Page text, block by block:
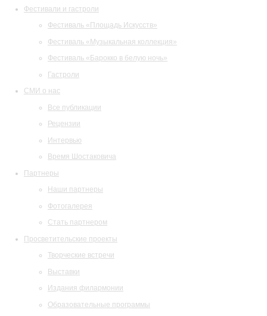
Фестивали и гастроли
Фестиваль «Площадь Искусств»
Фестиваль «Музыкальная коллекция»
Фестиваль «Барокко в белую ночь»
Гастроли
СМИ о нас
Все публикации
Рецензии
Интервью
Время Шостаковича
Партнеры
Наши партнеры
Фотогалерея
Стать партнером
Просветительские проекты
Творческие встречи
Выставки
Издания филармонии
Образовательные программы